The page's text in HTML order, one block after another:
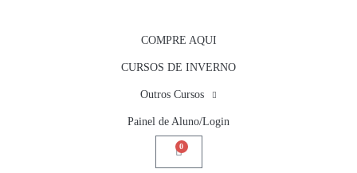
COMPRE AQUI
CURSOS DE INVERNO
Outros Cursos
Painel de Aluno/Login
0